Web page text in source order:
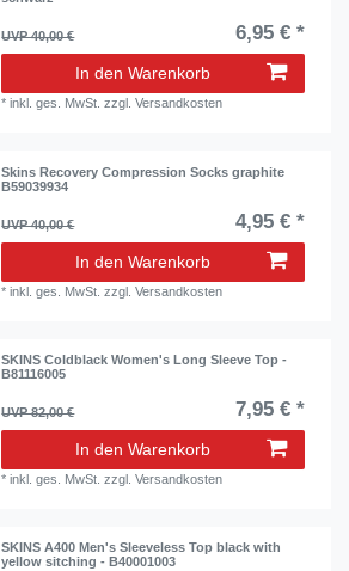
UVP 40,00 € 6,95 € *
In den Warenkorb
*inkl. ges. MwSt. zzgl.Versandkosten
Skins Recovery Compression Socks graphite
B59039934
UVP 40,00 € 4,95 € *
In den Warenkorb
*inkl. ges. MwSt. zzgl.Versandkosten
SKINS Coldblack Women's Long Sleeve Top -
B81116005
UVP 82,00 € 7,95 € *
In den Warenkorb
*inkl. ges. MwSt. zzgl.Versandkosten
SKINS A400 Men's Sleeveless Top black with
yellow sitching - B40001003